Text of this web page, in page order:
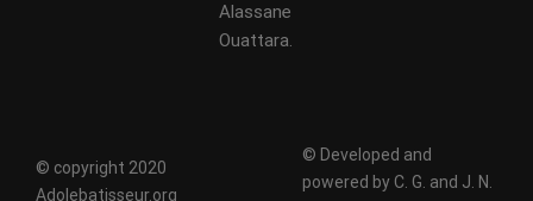
Alassane
Ouattara.
© copyright 2020
Adolebatisseur.org
© Developed and
powered by C. G. and J. N.